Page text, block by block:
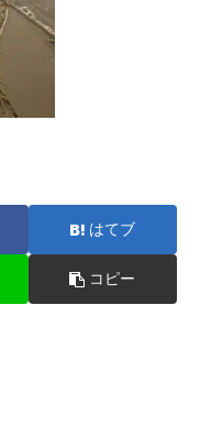
はてブ
コピー